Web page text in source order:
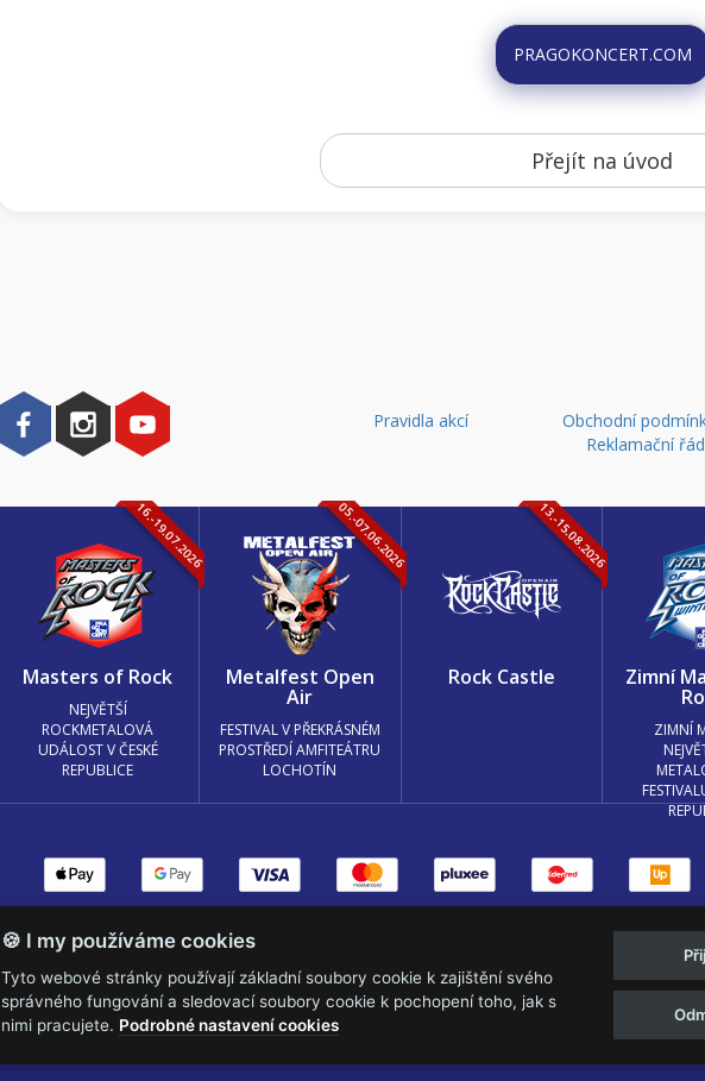
PRAGOKONCERT.COM
Přejít na úvod
Pravidla akcí
Obchodní
Reklamační řád
16.-19.07.2026
Masters of Rock
NEJVĚTŠÍ
ROCKMETALOVÁ
UDÁLOST V ČESKÉ
REPUBLICE
05.-07.06.2026
Metalfest Open
Air
FESTIVAL V PŘEKRÁSNÉM
PROSTŘEDÍ AMFITEÁTRU
LOCHOTÍN
13.-15.08.2026
Rock Castle Zimní
ZIMNÍ
Web s k metalu vytvořila creatia.tech
🍪 I my používáme cookies
Tyto webové stránky používají základní soubory cookie k zajištění svého
správného fungování a sledovací soubory cookie k pochopení toho, jak s
nimi pracujete. Podrobné nastavení cookies